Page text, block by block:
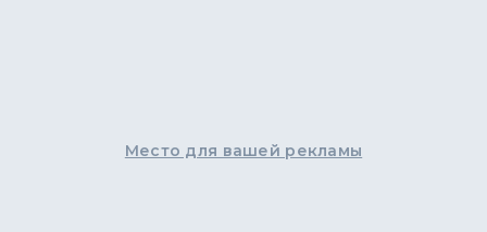
Место для вашей рекламы